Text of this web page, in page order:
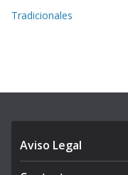
Tradicionales
Aviso Legal